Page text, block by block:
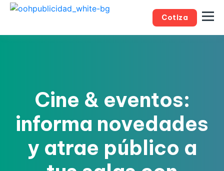
Cotiza
Cine & eventos:
informa novedades
y atrae público a